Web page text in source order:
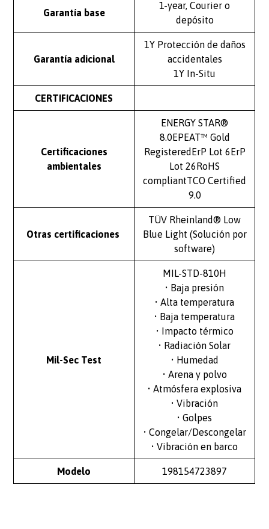
Garantía base
1-year, Courier o
depósito
Garantía adicional
1Y Protección de daños
accidentales
1Y In-Situ
CERTIFICACIONES
Certificaciones
ambientales
ENERGY STAR®
8.0EPEAT™ Gold
RegisteredErP Lot 6ErP
Lot 26RoHS
compliantTCO Certified
9.0
Otras certificaciones
TÜV Rheinland® Low
Blue Light (Solución por
software)
Mil-Sec Test
MIL-STD-810H
• Baja presión
• Alta temperatura
• Baja temperatura
• Impacto térmico
• Radiación Solar
• Humedad
• Arena y polvo
• Atmósfera explosiva
• Vibración
• Golpes
• Congelar/Descongelar
• Vibración en barco
Modelo 198154723897